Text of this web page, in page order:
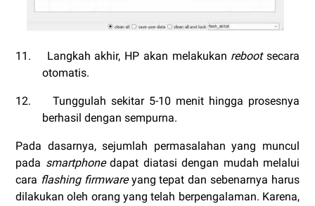
11. Langkah akhir, HP akan melakukan rebootsecara
otomatis.
12.
Tunggulah sekitar 5-10 menit hingga prosesnya
berhasil dengan sempurna.
Pada dasarnya, sejumlah permasalahan yang muncul
pada smartphonedapat diatasi dengan mudah melalui
cara flashing firmwareyang tepat dan sebenarnya harus
dilakukan oleh orang yang telah berpengalaman. Karena,